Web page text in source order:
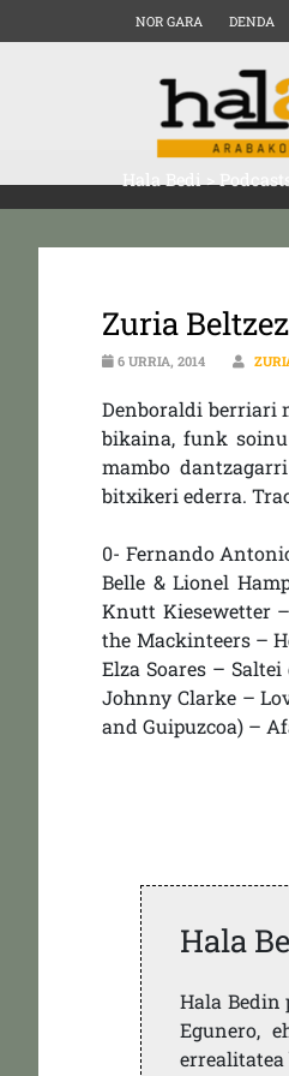
NOR GARA DENDA
Hala Bedi>
Zuria
6 URRIA, 2014
Denboraldi berriari
bikaina, funk
mambo
bitxikeri ederra.
0- Fernando
Belle & Lionel
Knutt Kiesewetter
the Mackinteers –
Elza Soares –
Johnny Clarke –
and Guipuzcoa) –
Hala
Hala
Egunero,